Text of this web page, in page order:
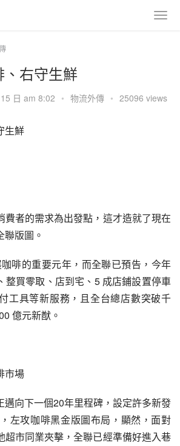
右守生鮮
日 am 8:02 • 物流外傳 • 25096 views
生鮮
費者的需求為出發點，這才造就了現在
版圖。
啡的重要元年，而全聯已預告，今年
整買零取、店到宅、5 成店鋪設置停車
工具等新服務，且全台總店數突破千
億元新猷。
市場
邁向下一個20年里程碑，設定許多新發
左攻咖啡黑金版圖布局，顯然，面對
超市同業夾擊，全聯已經準備好進入巷